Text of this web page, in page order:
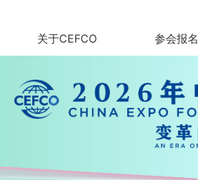
关于CEFCO 参会报名